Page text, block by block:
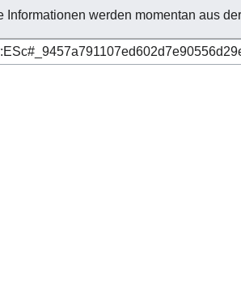
Informationen werden momentan aus